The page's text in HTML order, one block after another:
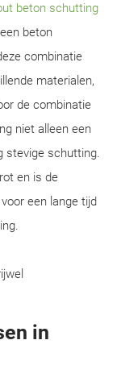
beton schutting
beton
combinatie
materialen,
de combinatie
niet alleen een
stevige schutting.
en is de
een lange tijd
in